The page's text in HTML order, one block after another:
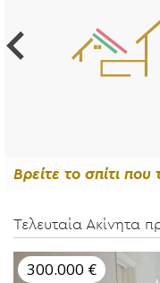
Βρείτε το σπίτι που
Τελευταία Ακίνητα
300.000 €